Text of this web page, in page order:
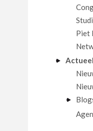
Piet
Actueel